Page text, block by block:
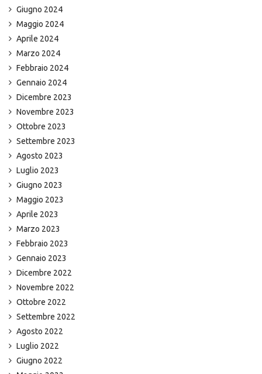
Giugno 2024
Maggio 2024
Aprile 2024
Marzo 2024
Febbraio 2024
Gennaio 2024
Dicembre 2023
Novembre 2023
Ottobre 2023
Settembre 2023
Agosto 2023
Luglio 2023
Giugno 2023
Maggio 2023
Aprile 2023
Marzo 2023
Febbraio 2023
Gennaio 2023
Dicembre 2022
Novembre 2022
Ottobre 2022
Settembre 2022
Agosto 2022
Luglio 2022
Giugno 2022